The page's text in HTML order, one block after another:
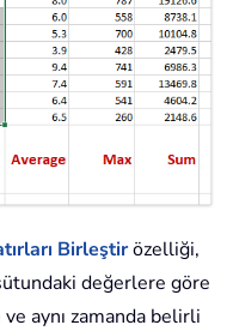
Birleştirözelliği,
değerlere göre
aynı zamanda belirli